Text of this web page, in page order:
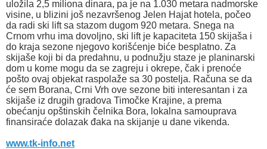
uložila 2,5 miliona dinara, pa je na 1.030 metara nadmorske
visine, u blizini još nezavršenog Jelen Hajat hotela, počeo
da radi ski lift sa stazom dugom 920 metara. Snega na
Crnom vrhu ima dovoljno, ski lift je kapaciteta 150 skijaša i
do kraja sezone njegovo korišćenje biće besplatno. Za
skijaše koji bi da predahnu, u podnužju staze je planinarski
dom u kome mogu da se zagreju i okrepe, čak i prenoće
pošto ovaj objekat raspolaže sa 30 postelja. Računa se da
će sem Borana, Crni Vrh ove sezone biti interesantan i za
skijaše iz drugih gradova Timočke Krajine, a prema
obećanju opštinskih čelnika Bora, lokalna samouprava
finansiraće dolazak đaka na skijanje u dane vikenda.
www.tk-info.net